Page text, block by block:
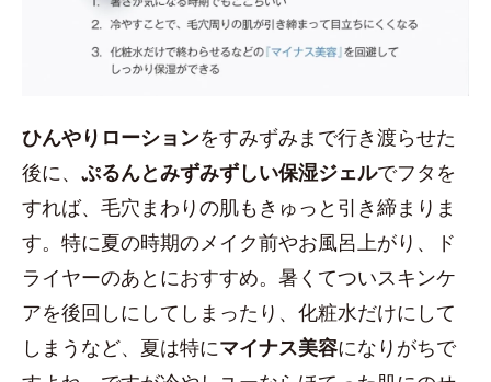
ひんやりローションをすみずみまで行き渡らせた
後に、 ぷるんとみずみずしい保湿ジェルでフタを
すれば、毛穴まわりの肌もきゅっと引き締まりま
す。特に夏の時期のメイク前やお風呂上がり、ド
ライヤーのあとにおすすめ。暑くてついスキンケ
アを後回しにしてしまったり、化粧水だけにして
しまうなど、夏は特にマイナス美容になりがちで